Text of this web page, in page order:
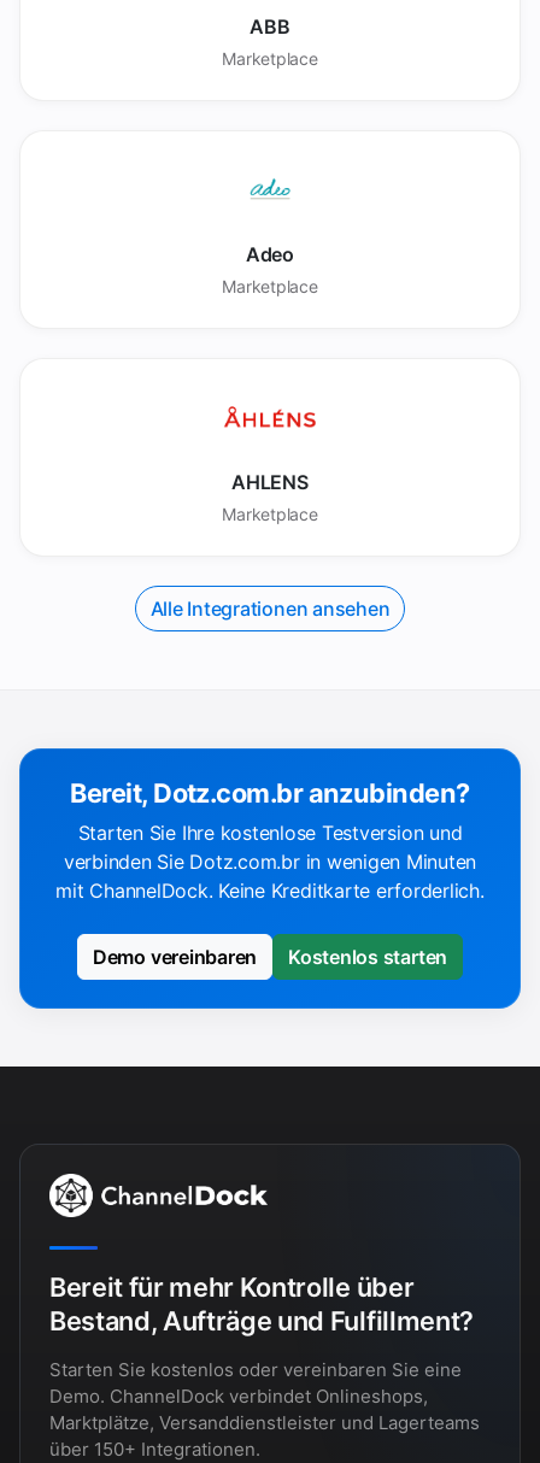
ABB
Marketplace
Adeo
Marketplace
AHLENS
Marketplace
Alle Integrationen ansehen
Bereit, Dotz.com.br anzubinden?
Starten Sie Ihre kostenlose Testversion und
verbinden Sie Dotz.com.br in wenigen Minuten
mit ChannelDock. Keine Kreditkarte erforderlich.
Demo vereinbaren Kostenlos starten
Bereit für mehr Kontrolle über
Bestand, Aufträge und Fulfillment?
Starten Sie kostenlos oder vereinbaren Sie eine
Demo. ChannelDock verbindet Onlineshops,
Marktplätze, Versanddienstleister und Lagerteams
über 150+ Integrationen.